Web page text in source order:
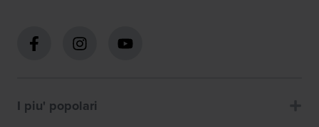
I piu' popolari